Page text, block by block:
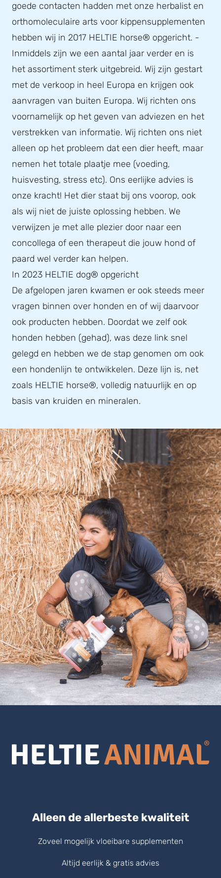
goede contacten hadden met onze herbalist en
orthomoleculaire arts voor kippensupplementen
hebben wij in 2017 HELTIE horse® opgericht. -
Inmiddels zijn we een aantal jaar verder en is
het assortiment sterk uitgebreid. Wij zijn gestart
met de verkoop in heel Europa en krijgen ook
aanvragen van buiten Europa. Wij richten ons
voornamelijk op het geven van adviezen en het
verstrekken van informatie. Wij richten ons niet
alleen op het probleem dat een dier heeft, maar
nemen het totale plaatje mee (voeding,
huisvesting, stress etc). Ons eerlijke advies is
onze kracht! Het dier staat bij ons voorop, ook
als wij niet de juiste oplossing hebben. We
verwijzen je met alle plezier door naar een
concollega of een therapeut die jouw hond of
paard wel verder kan helpen.
In 2023 HELTIE dog® opgericht
De afgelopen jaren kwamen er ook steeds meer
vragen binnen over honden en of wij daarvoor
ook producten hebben. Doordat we zelf ook
honden hebben (gehad), was deze link snel
gelegd en hebben we de stap genomen om ook
een hondenlijn te ontwikkelen. Deze lijn is, net
zoals HELTIE horse®, volledig natuurlijk en op
basis van kruiden en mineralen.
Alleen de allerbeste kwaliteit
Zoveel mogelijk vloeibare supplementen
Altijd eerlijk & gratis advies